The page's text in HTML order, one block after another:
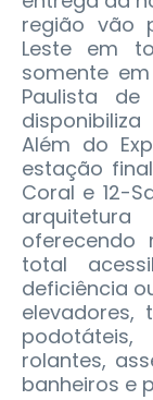
região vão
Leste em
somente
Paulista de
Além do
estação
Coral e 12-
oferecendo
total
deficiência
elevadores,
rolantes,
banheiros e